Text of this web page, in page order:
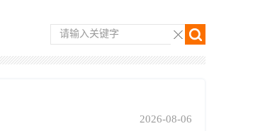
请输入关键字
2026-08-06